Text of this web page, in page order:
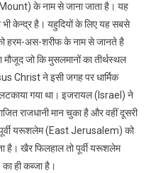
के नाम से जाना जाता है। यह
भी केन्द्र है। यहुदियों के लिए यह सबसे
हरम-अस-शरीफ के नाम से जानते है
जो कि मुसलमानों का तीर्थस्थल
Christ ने इसी जगह पर धार्मिक
गया था। इजरायल (Israel) ने
राजधानी मान चुका है और वहीं दूसरी
यरूशलेम (East Jerusalem) को
है। खैर फिलहाल तो पूर्वी यरूशलेम
ही कब्जा है।